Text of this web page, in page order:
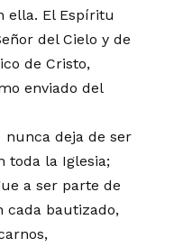
ella. El Espíritu
del Cielo y de
de Cristo,
enviado del
nunca deja de ser
toda la Iglesia;
a ser parte de
cada bautizado,